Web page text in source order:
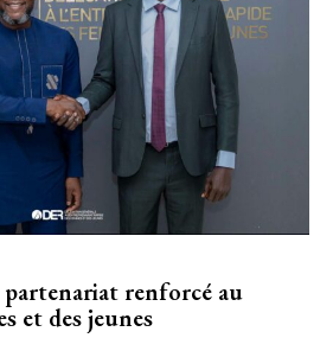
renforcé au
et des jeunes